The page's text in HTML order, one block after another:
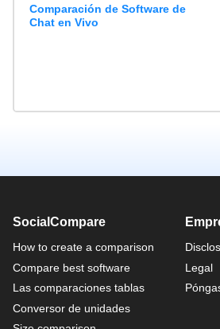
Comparación de Software de
Chat en Vivo
SocialCompare
How to create a comparison
Compare best software
Las comparaciones tablas
Conversor de unidades
Legal